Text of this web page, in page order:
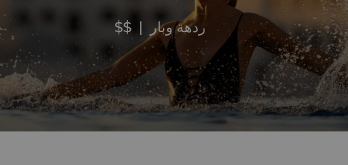
ردهة وبار |
$$